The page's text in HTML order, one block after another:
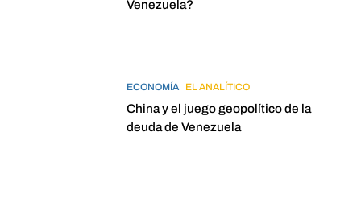
Venezuela?
ECONOMÍA EL ANALÍTICO
China y el juego geopolítico de la
deuda de Venezuela